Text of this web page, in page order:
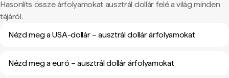
Hasonlíts össze árfolyamokat ausztrál dollár felé a világ minden
tájáról.
Nézd meg a USA-dollár – ausztrál dollár árfolyamokat
Nézd meg a euró – ausztrál dollár árfolyamokat